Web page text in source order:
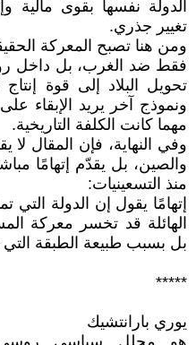
الدولة نفسها بقوى
تغيير جذري.
ومن هنا تصبح المعركة
فقط ضد الغرب، بل داخل
تحويل البلاد إلى قوة إنتاج
ونموذج آخر يريد الإبقاء
مهما كانت الكلفة التاريخية.
وفي النهاية، فإن المقال
والصين، بل يقدّم إتهامًا
منذ التسعينيات:
إتهامًا يقول إن الدولة التي
الهائلة قد تخسر معركة
بل بسبب طبيعة الطبقة التي
*****
يوري بارانتشيك